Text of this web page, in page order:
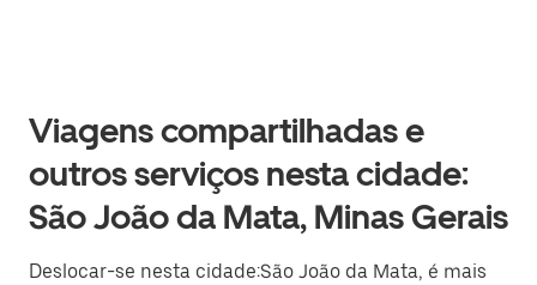
Viagens compartilhadas e
outros serviços nesta cidade:
São João da Mata, Minas Gerais
Deslocar-se nesta cidade:São João da Mata, é mais